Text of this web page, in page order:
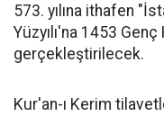
573. yılına ithafen
Yüzyılı'na 1453
gerçekleştirilecek.
Kur'an-ı Kerim